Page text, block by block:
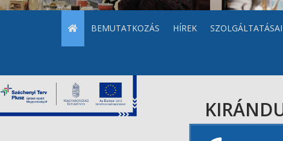
BEMUTATKOZÁS HÍREK